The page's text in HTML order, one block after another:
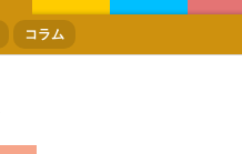
コラム